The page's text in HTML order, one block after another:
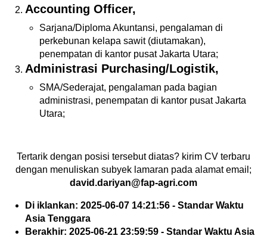
Accounting Officer,
Sarjana/Diploma Akuntansi, pengalaman di
perkebunan kelapa sawit (diutamakan),
penempatan di kantor pusat Jakarta Utara;
Administrasi Purchasing/Logistik,
SMA/Sederajat, pengalaman pada bagian
administrasi, penempatan di kantor pusat Jakarta
Utara;
Tertarik dengan posisi tersebut diatas? kirim CV terbaru
dengan menuliskan subyek lamaran pada alamat email;
david.dariyan@fap-agri.com
Di iklankan: 2025-06-07 14:21:56 - Standar Waktu
Asia Tenggara
Berakhir: 2025-06-21 23:59:59 - Standar Waktu Asia